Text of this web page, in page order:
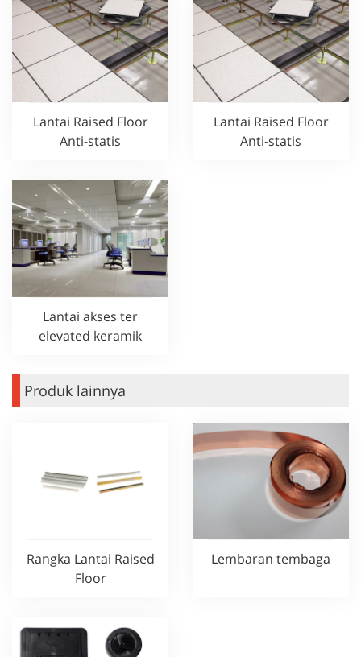
Lantai Raised Floor
Anti-statis
Lantai Raised Floor
Anti-statis
Lantai akses ter
elevated keramik
Produk lainnya
Rangka Lantai Raised
Floor
Lembaran tembaga